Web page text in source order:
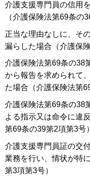
介護支援専門員の信用
（介護保険法第69条の
正当な理由なしに、そ
漏らした場合（介護保
介護保険法第69条の38
から報告を求められて
た場合（介護保険法第
介護保険法第69条の38
よる指示又は命令に違
第69条の39第2項第3号）
介護支援専門員証の交
業務を行い、情状が特
第3項第3号）